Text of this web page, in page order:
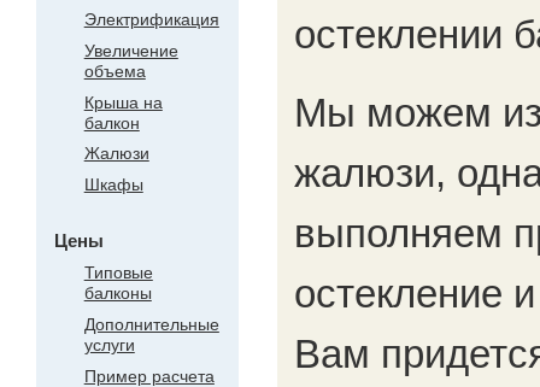
Электрификация
Увеличение
объема
Крыша на
балкон
Жалюзи
Шкафы
Цены
Типовые
балконы
Дополнительные
услуги
Пример расчета
остеклении
Мы можем
жалюзи,
выполняем
остекление
Вам